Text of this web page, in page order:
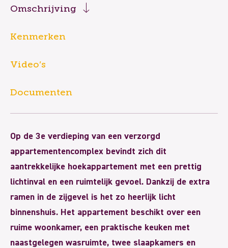
Omschrijving
Kenmerken
Video’s
Documenten
Op de 3e verdieping van een verzorgd
appartementencomplex bevindt zich dit
aantrekkelijke hoekappartement met een prettig
lichtinval en een ruimtelijk gevoel. Dankzij de extra
ramen in de zijgevel is het zo heerlijk licht
binnenshuis. Het appartement beschikt over een
ruime woonkamer, een praktische keuken met
naastgelegen wasruimte, twee slaapkamers en